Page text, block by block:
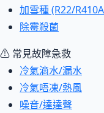
加雪種 (R22/
除霉殺菌
⚠ 常見故障急救
冷氣滴水/漏水
冷氣唔凍/熱風
噪音/達達聲